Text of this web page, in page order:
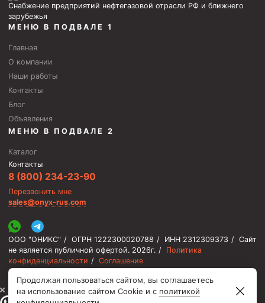
Снабжение предприятий нефтегазовой отрасли РФ и ближнего
зарубежья
МЕНЮ В ПОДВАЛЕ 1
Главная
О компании
Наши работы
Контакты
Блог
Объявления
МЕНЮ В ПОДВАЛЕ 2
Каталог
Контакты
8 (800) 234-23-90
Перезвонить мне
sales@onyx-rus.com
ООО "ОНИКС" / ОГРН 1222300020788 / ИНН 2312309373 / Сайт
не является публичной офертой. 2026г. /
Политика
конфиденциальности / Соглашение
⚡️ Мы онлайн, ответим быстро
Продолжая пользоваться сайтом, вы соглашаетесь
на использование сайтом Cookie и с политикой